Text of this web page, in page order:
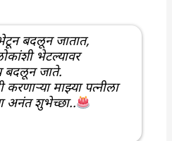
बदलून जातात,
भेटल्यावर
बदलून जाते.
माझ्या पत्नीला
अनंत शुभेच्छा..